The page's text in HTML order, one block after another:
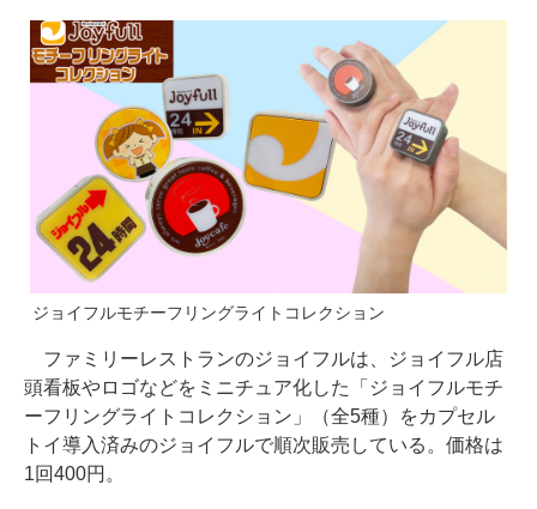
ジョイフルモチーフリングライトコレクション
ファミリーレストランのジョイフルは、ジョイフル店
頭看板やロゴなどをミニチュア化した「ジョイフルモチ
ーフリングライトコレクション」（全5種）をカプセル
トイ導入済みのジョイフルで順次販売している。価格は
1回400円。